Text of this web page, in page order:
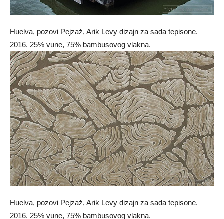
Huelva, pozovi Pejzaž, Arik Levy dizajn za sada tepisone.
2016. 25% vune, 75% bambusovog vlakna.
Huelva, pozovi Pejzaž, Arik Levy dizajn za sada tepisone.
2016. 25% vune, 75% bambusovog vlakna.